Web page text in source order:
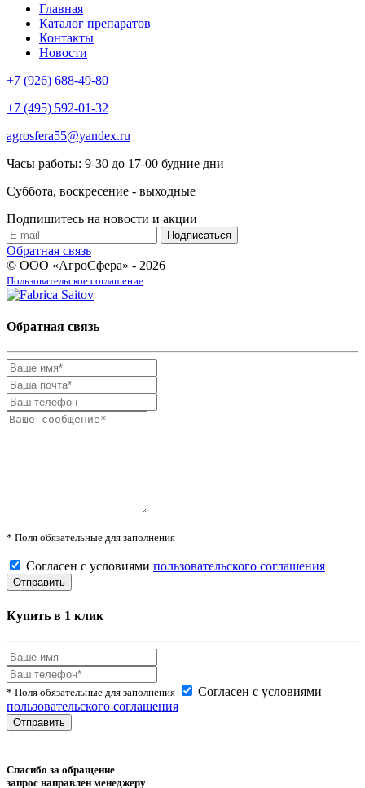
Главная
Каталог препаратов
Контакты
Новости
+7 (926) 688-49-80
+7 (495) 592-01-32
agrosfera55@yandex.ru
Часы работы: 9-30 до 17-00 будние дни
Суббота, воскресение - выходные
Подпишитесь на новости и акции
Обратная связь
© ООО «АгроСфера» - 2026
Пользовательское соглашение
Обратная связь
* Поля обязательные для заполнения
Согласен с условиями пользовательского соглашения
Купить в 1 клик
* Поля обязательные для заполнения
Согласен с условиями
пользовательского соглашения
Спасибо за обращение
запрос направлен менеджеру